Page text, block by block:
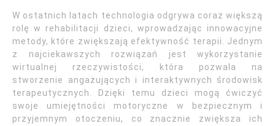
W ostatnich latach technologia odgrywa coraz większą
rolę w rehabilitacji dzieci, wprowadzając innowacyjne
metody, które zwiększają efektywność terapii. Jednym
z najciekawszych rozwiązań jest wykorzystanie
wirtualnej rzeczywistości, która pozwala na
stworzenie angażujących i interaktywnych środowisk
terapeutycznych. Dzięki temu dzieci mogą ćwiczyć
swoje umiejętności motoryczne w bezpiecznym i
przyjemnym otoczeniu, co znacznie zwiększa ich